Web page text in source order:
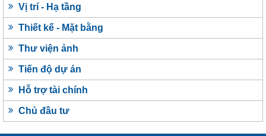
Vị trí - Hạ tầng
Thiết kế - Mặt bằng
Thư viện ảnh
Tiến độ dự án
Hỗ trợ tài chính
Chủ đầu tư